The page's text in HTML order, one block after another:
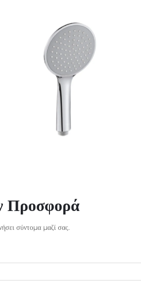
Προσφορά
σύντομα μαζί σας.